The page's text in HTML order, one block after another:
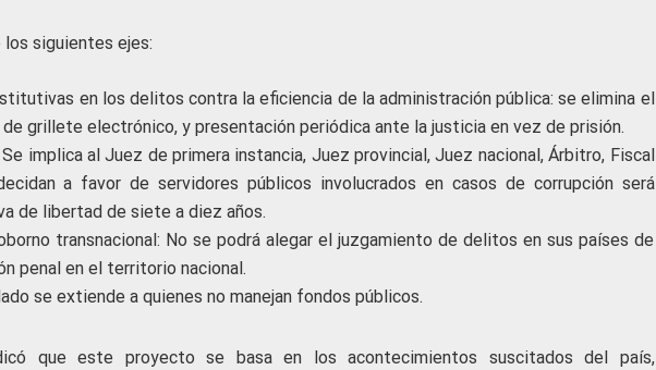
siguientes ejes:
en los delitos contra la eficiencia de la administración pública: se elimina el
grillete electrónico, y presentación periódica ante la justicia en vez de prisión.
implica al Juez de primera instancia, Juez provincial, Juez nacional, Árbitro, Fiscal
a favor de servidores públicos involucrados en casos de corrupción será
de libertad de siete a diez años.
transnacional: No se podrá alegar el juzgamiento de delitos en sus países de
penal en el territorio nacional.
se extiende a quienes no manejan fondos públicos.
que este proyecto se basa en los acontecimientos suscitados del país,